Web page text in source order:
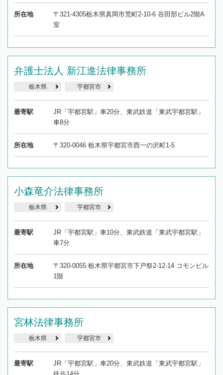
所在地
〒321-4305栃木県真岡市荒町2-10-6 谷田部ビル2階A
室
弁護士法人 新江進法律事務所
栃木県 宇都宮市
最寄駅
JR「宇都宮駅」車20分、東武鉄道「東武宇都宮駅」
車8分
所在地 〒320-0046 栃木県宇都宮市西一の沢町1-5
小森竜介法律事務所
栃木県 宇都宮市
最寄駅
JR「宇都宮駅」車10分、東武鉄道「東武宇都宮駅」
車7分
所在地
〒320-0055 栃木県宇都宮市下戸祭2-12-14 コモンビル
1階
宮林法律事務所
栃木県 宇都宮市
最寄駅
JR「宇都宮駅」車20分、東武鉄道「東武宇都宮駅」